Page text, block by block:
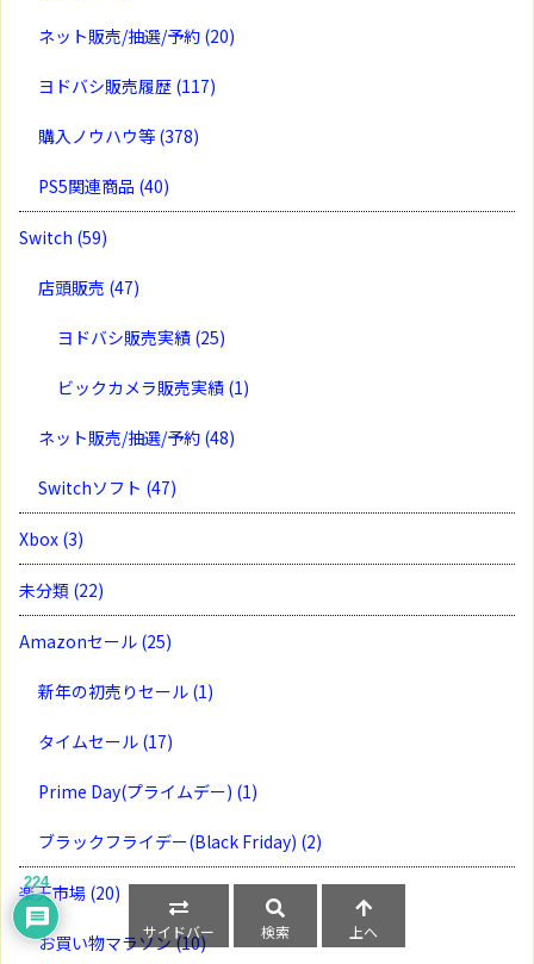
ネット販売/抽選/予約 (20)
ヨドバシ販売履歴 (117)
購入ノウハウ等 (378)
PS5関連商品 (40)
Switch (59)
店頭販売 (47)
ヨドバシ販売実績 (25)
ビックカメラ販売実績 (1)
ネット販売/抽選/予約 (48)
Switchソフト (47)
Xbox (3)
未分類 (22)
Amazonセール (25)
新年の初売りセール (1)
タイムセール (17)
Prime Day(プライムデー) (1)
ブラックフライデー(Black Friday) (2)
楽天市場 (20)
お買い物マラソン(10)
サイドバー 検索 上へ
224